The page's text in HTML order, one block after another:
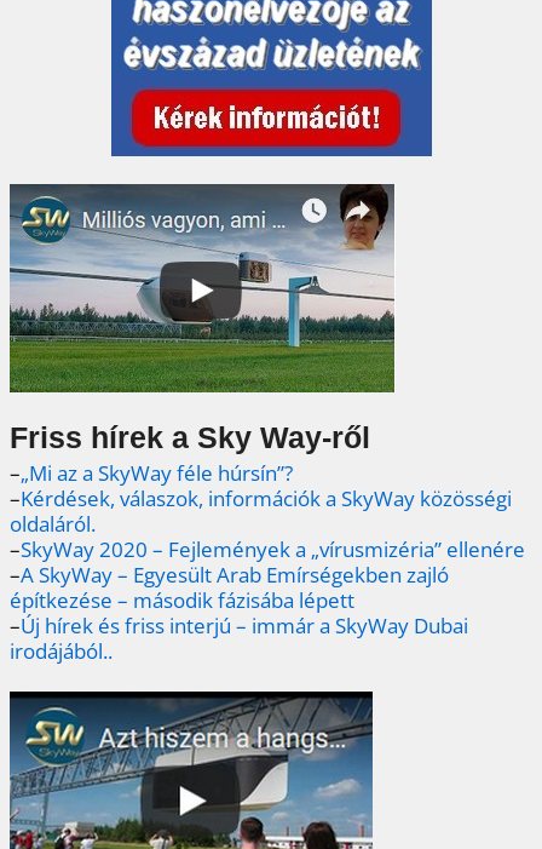
Friss hírek a Sky Way-ről
–„Mi az a SkyWay féle húrsín”?
–Kérdések, válaszok, információk a SkyWay közösségi
oldaláról.
–SkyWay 2020 – Fejlemények a „vírusmizéria” ellenére
–A SkyWay – Egyesült Arab Emírségekben zajló
építkezése – második fázisába lépett
–Új hírek és friss interjú – immár a SkyWay Dubai
irodájából..